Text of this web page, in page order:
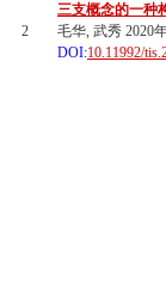
2
三支概念的一种
毛华, 武秀 2020
DOI:10.11992/